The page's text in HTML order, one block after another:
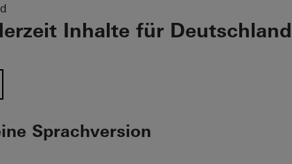
Inhalte für Deutschland
Sprachversion